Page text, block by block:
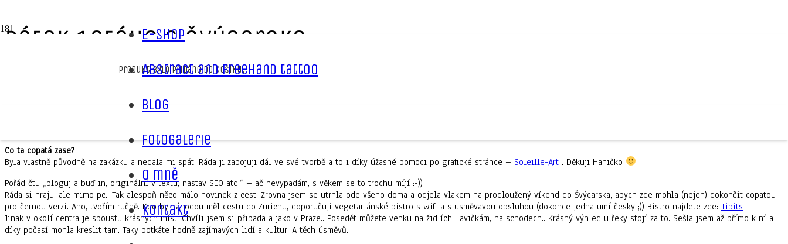
Produktbylo přidáno do košíku.
E-shop
Abstract and freehand tattoo
Blog
Fotogalerie
O mně
Kontakt
Pátek 13tého a Švýcarsko
Co ta copatá zase?
Byla vlastně původně na zakázku a nedala mi spát. Ráda ji zapojuji dál ve své tvorbě a to i díky úžasné pomoci po grafické stránce – Soleille-Art . Děkuji Haničko
Pořád čtu „bloguj a buď in, originální v textu, nastav SEO atd.“ – ač nevypadám, s věkem se to trochu míjí :-))
Ráda si hraju, ale mimo pc.. Tak alespoň něco málo novinek z cest. Zrovna jsem se utrhla ode všeho doma a odjela vlakem na prodloužený víkend do Švýcarska, abych zde mohla (nejen) dokončit copatou
pro černou verzi. Ano, tvořím ručně. Kdo by náhodou měl cestu do Zurichu, doporučuji vegetariánské bistro s wifi a s usměvavou obsluhou (dokonce jedna umí česky ;)) Bistro najdete zde: Tibits
Jinak v okolí centra je spoustu krásných míst. Chvíli jsem si připadala jako v Praze.. Posedět můžete venku na židlích, lavičkám, na schodech.. Krásný výhled u řeky stojí za to. Sešla jsem až přímo k ní a
díky počasí mohla kreslit tam. Taky potkáte hodně zajímavých lidí a kultur. A těch úsměvů.